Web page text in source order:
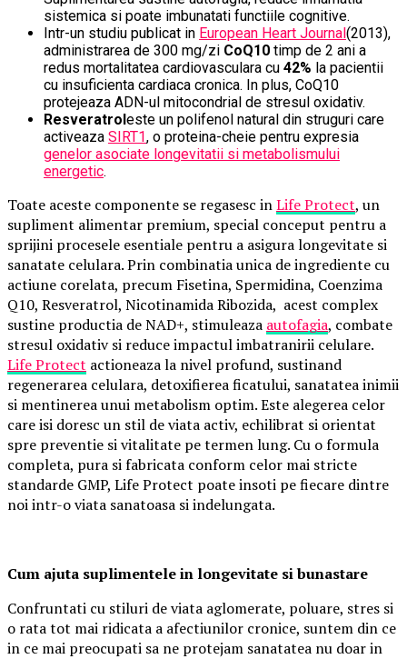
sistemica si poate imbunatati functiile cognitive.
Intr-un studiu publicat in European Heart Journal(2013),
administrarea de 300 mg/zi CoQ10 timp de 2 ani a
redus mortalitatea cardiovasculara cu 42% la pacientii
cu insuficienta cardiaca cronica. In plus, CoQ10
protejeaza ADN-ul mitocondrial de stresul oxidativ.
Resveratroleste un polifenol natural din struguri care
activeaza SIRT1, o proteina-cheie pentru expresia
genelor asociate longevitatii si metabolismului
energetic.
Toate aceste componente se regasesc inLife Protect, un
supliment alimentar premium, special conceput pentru a
sprijini procesele esentiale pentru a asigura longevitate si
sanatate celulara. Prin combinatia unica de ingrediente cu
actiune corelata, precum Fisetina, Spermidina, Coenzima
Q10, Resveratrol, Nicotinamida Ribozida, acest complex
sustine productia de NAD+, stimuleaza autofagia, combate
stresul oxidativ si reduce impactul imbatranirii celulare.
Life Protect actioneaza la nivel profund, sustinand
regenerarea celulara, detoxifierea ficatului, sanatatea inimii
si mentinerea unui metabolism optim. Este alegerea celor
care isi doresc un stil de viata activ, echilibrat si orientat
spre preventie si vitalitate pe termen lung. Cu o formula
completa, pura si fabricata conform celor mai stricte
standarde GMP, Life Protect poate insoti pe fiecare dintre
noi intr-o viata sanatoasa si indelungata.
Cum ajuta suplimentele in longevitate si bunastare
Confruntati cu stiluri de viata aglomerate, poluare, stres si
o rata tot mai ridicata a afectiunilor cronice, suntem din ce
in ce mai preocupati sa ne protejam sanatatea nu doar in